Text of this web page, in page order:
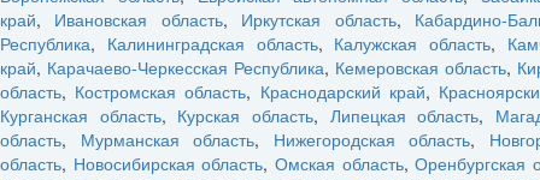
край, Ивановская область, Иркутская область, Кабардино-
Республика, Калининградская область, Калужская область,
край, Карачаево-Черкесская Республика, Кемеровская область,
область, Костромская область, Краснодарский край,
Курганская область, Курская область, Липецкая область,
область, Мурманская область, Нижегородская область,
область, Новосибирская область,Омская область,Оренбургская